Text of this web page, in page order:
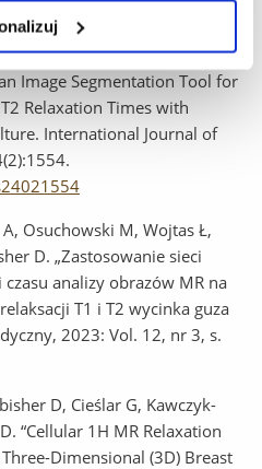
D, Wojtas Ł, Cieślar G,
D. Neural Network in the
Image Segmentation Tool for
Relaxation Times with
International Journal of
Osuchowski M, Wojtas Ł,
D. „Zastosowanie sieci
analizy obrazów MR na
T1 i T2 wycinka guza
2023: Vol. 12, nr 3, s.
D, Cieślar G, Kawczyk-
“Cellular 1H MR Relaxation
Dimensional (3D) Breast